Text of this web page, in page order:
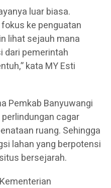
luar biasa.
ke penguatan
lihat sejauh mana
dari pemerintah
kata MY Esti
Pemkab Banyuwangi
cagar
ruang. Sehingga
lahan yang berpotensi
bersejarah.